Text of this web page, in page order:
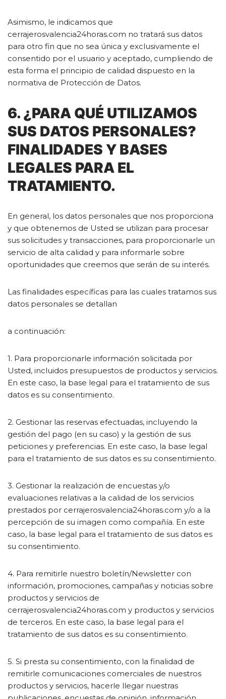
Asimismo, le indicamos que
cerrajerosvalencia24horas.com no tratará sus datos
para otro fin que no sea única y exclusivamente el
consentido por el usuario y aceptado, cumpliendo de
esta forma el principio de calidad dispuesto en la
normativa de Protección de Datos.
6. ¿PARA QUÉ UTILIZAMOS
SUS DATOS PERSONALES?
FINALIDADES Y BASES
LEGALES PARA EL
TRATAMIENTO.
En general, los datos personales que nos proporciona
y que obtenemos de Usted se utilizan para procesar
sus solicitudes y transacciones, para proporcionarle un
servicio de alta calidad y para informarle sobre
oportunidades que creemos que serán de su interés.
Las finalidades específicas para las cuales tratamos sus
datos personales se detallan
a continuación:
1. Para proporcionarle información solicitada por
Usted, incluidos presupuestos de productos y servicios.
En este caso, la base legal para el tratamiento de sus
datos es su consentimiento.
2. Gestionar las reservas efectuadas, incluyendo la
gestión del pago (en su caso) y la gestión de sus
peticiones y preferencias. En este caso, la base legal
para el tratamiento de sus datos es su consentimiento.
3. Gestionar la realización de encuestas y/o
evaluaciones relativas a la calidad de los servicios
prestados por cerrajerosvalencia24horas.com y/o a la
percepción de su imagen como compañía. En este
caso, la base legal para el tratamiento de sus datos es
su consentimiento.
4. Para remitirle nuestro boletín/Newsletter con
información, promociones, campañas y noticias sobre
productos y servicios de
cerrajerosvalencia24horas.com y productos y servicios
de terceros. En este caso, la base legal para el
tratamiento de sus datos es su consentimiento.
5. Si presta su consentimiento, con la finalidad de
remitirle comunicaciones comerciales de nuestros
productos y servicios, hacerle llegar nuestras